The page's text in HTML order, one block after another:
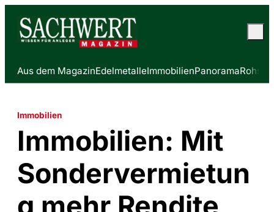
Aus dem MagazinEdelmetalleImmobilienPanorama
Immobilien
Immobilien: Mit
Sondervermietun